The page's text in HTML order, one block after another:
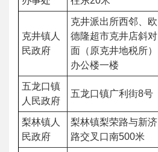
克井镇人
民政府
克井派出所西邻、欧
德隆超市克井店斜对
面（原克井地税所）
办公楼一楼
五龙口镇
人民政府
五龙口镇广利街8号
梨林镇人
民政府
梨林镇梨荣路与新济
路交叉口南500米